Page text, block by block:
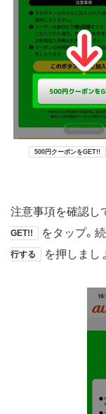
500円クーポンをGET!!
注意事項を確認し
GET!! をタップ。
行する を押しまし